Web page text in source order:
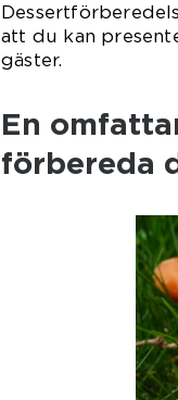
att du kan
gäster.
En
förbereda